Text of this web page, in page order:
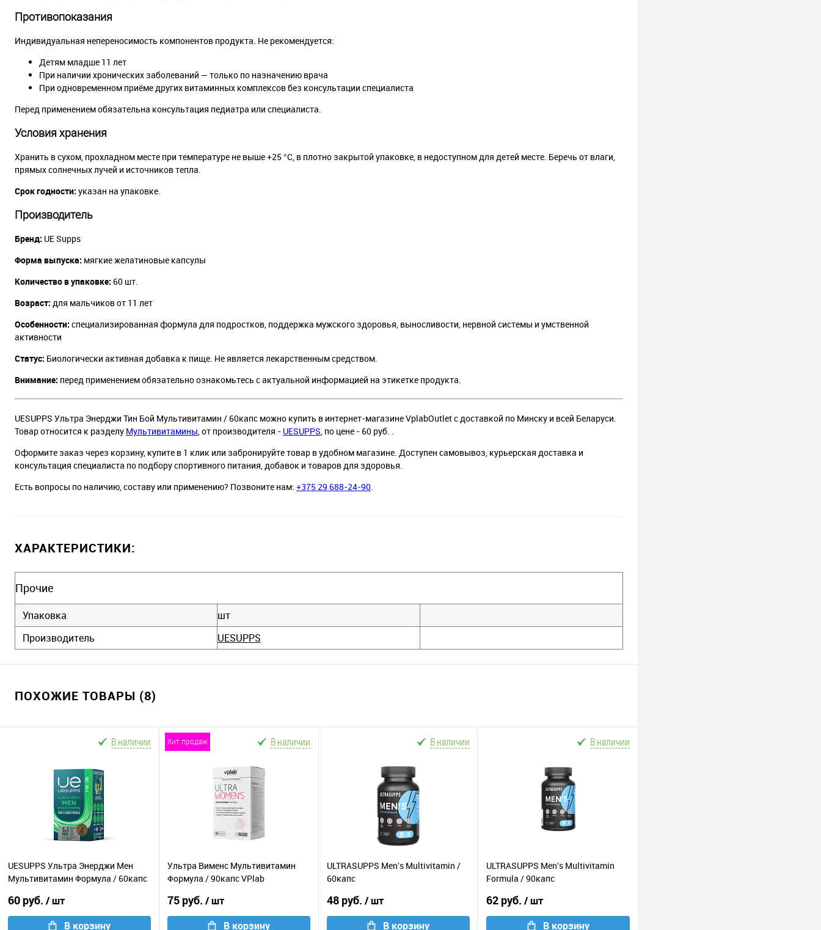
Противопоказания
Индивидуальная непереносимость компонентов продукта. Не рекомендуется:
Детям младше 11 лет
При наличии хронических заболеваний — только по назначению врача
При одновременном приёме других витаминных комплексов без консультации специалиста
Перед применением обязательна консультация педиатра или специалиста.
Условия хранения
Хранить в сухом, прохладном месте при температуре не выше +25 °С, в плотно закрытой упаковке, в недоступном для детей месте. Беречь от влаги,
прямых солнечных лучей и источников тепла.
Срок годности: указан на упаковке.
Производитель
Бренд: UE Supps
Форма выпуска: мягкие желатиновые капсулы
Количество в упаковке: 60 шт.
Возраст: для мальчиков от 11 лет
Особенности: специализированная формула для подростков, поддержка мужского здоровья, выносливости, нервной системы и умственной
активности
Статус: Биологически активная добавка к пище. Не является лекарственным средством.
Внимание: перед применением обязательно ознакомьтесь с актуальной информацией на этикетке продукта.
UESUPPS Ультра Энерджи Тин Бой Мультивитамин / 60капс можно купить в интернет-магазине VplabOutlet с доставкой по Минску и всей Беларуси.
Товар относится к разделу Мультивитамины, от производителя - UESUPPS, по цене - 60 руб. .
Оформите заказ через корзину, купите в 1 клик или забронируйте товар в удобном магазине. Доступен самовывоз, курьерская доставка и
консультация специалиста по подбору спортивного питания, добавок и товаров для здоровья.
Есть вопросы по наличию, составу или применению? Позвоните нам: +375 29 688-24-90.
ХАРАКТЕРИСТИКИ:
Прочие
Упаковка
шт
Производитель
UESUPPS
ПОХОЖИЕ ТОВАРЫ (8)
В наличии
UESUPPS Ультра Энерджи Мен
Мультивитамин Формула / 60капс
60 руб. / шт
В корзину
хит продаж В наличии
Ультра Вименс Мультивитамин
Формула / 90капс VPlab
75 руб. / шт
В корзину
В наличии
ULTRASUPPS Men's Multivitamin /
60капс
48 руб. / шт
В корзину
В наличии
ULTRASUPPS Men's Multivitamin
Formula / 90капс
62 руб. / шт
В корзину